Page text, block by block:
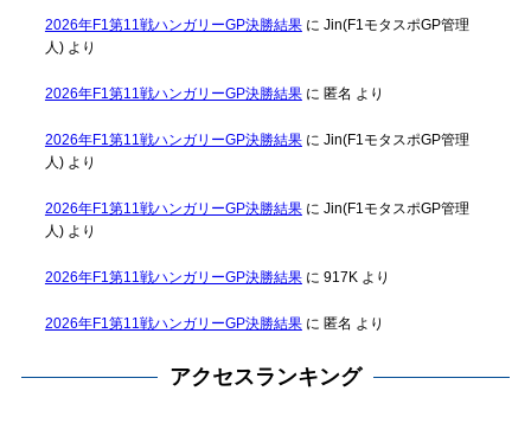
2026年F1第11戦ハンガリーGP決勝結果に Jin(F1モタスポGP管理
人)より
2026年F1第11戦ハンガリーGP決勝結果に 匿名 より
2026年F1第11戦ハンガリーGP決勝結果に Jin(F1モタスポGP管理
人)より
2026年F1第11戦ハンガリーGP決勝結果に Jin(F1モタスポGP管理
人)より
2026年F1第11戦ハンガリーGP決勝結果に 917Kより
2026年F1第11戦ハンガリーGP決勝結果に 匿名 より
アクセスランキング